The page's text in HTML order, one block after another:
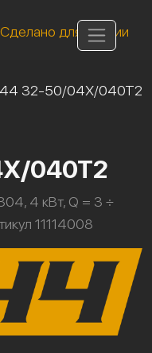
Сделано для России
32-50/04Х/040Т2
040Т2
4 кВт, Q = 3 ÷
11114008